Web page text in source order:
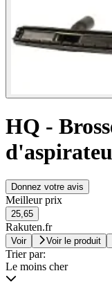
HQ -
Donnez votre avis
Meilleur prix
25,65
Rakuten.fr
Voir Voir le produit
Trier par:
Le moins cher